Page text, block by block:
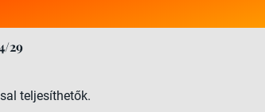
29
teljesíthetők.